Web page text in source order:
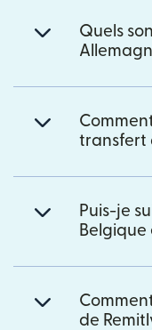
Quels
transfert
Puis-je
Belgique
de